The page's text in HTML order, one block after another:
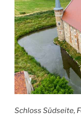
Schloss Südseite,